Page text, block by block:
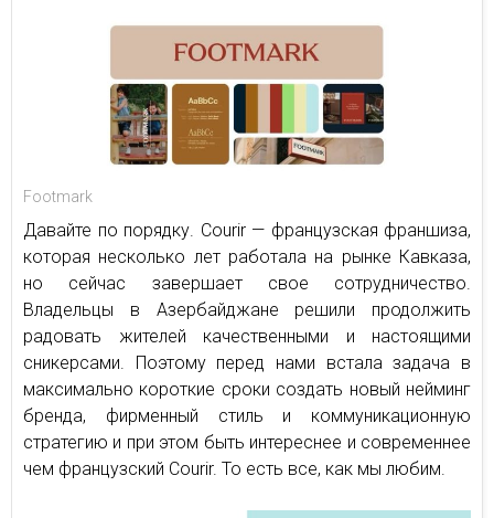
Footmark
Давайте по порядку. Courir — французская франшиза,
которая несколько лет работала на рынке Кавказа,
но сейчас завершает свое сотрудничество.
Владельцы в Азербайджане решили продолжить
радовать жителей качественными и настоящими
сникерсами. Поэтому перед нами встала задача в
максимально короткие сроки создать новый нейминг
бренда, фирменный стиль и коммуникационную
стратегию и при этом быть интереснее и современнее
чем французский Courir. То есть все, как мы любим.